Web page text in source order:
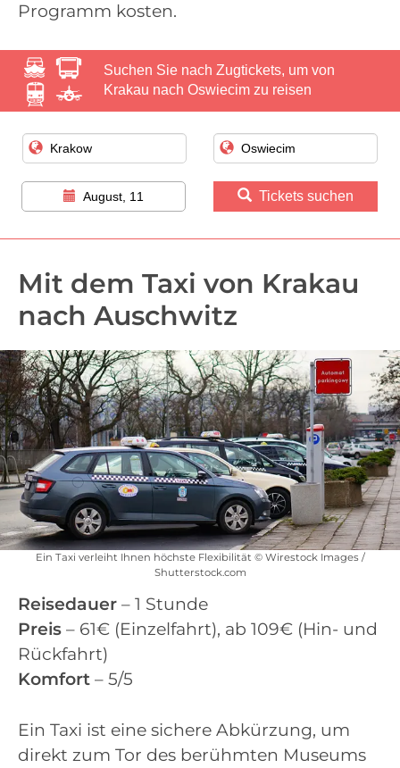
Programm kosten.
Suchen Sie nach Zugtickets, um von
Krakau nach Oswiecim zu reisen
August, 11 Tickets suchen
Mit dem Taxi von Krakau
nach Auschwitz
Ein Taxi verleiht Ihnen höchste Flexibilität © Wirestock Images /
Shutterstock.com
Reisedauer – 1 Stunde
Preis – 61€ (Einzelfahrt), ab 109€ (Hin- und
Rückfahrt)
Komfort – 5/5
Ein Taxi ist eine sichere Abkürzung, um
direkt zum Tor des berühmten Museums